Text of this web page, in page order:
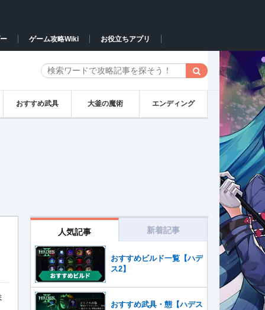
ゲーム攻略Wiki お役立ちアプリ
おすすめ武具 大釜の魔術 エンディング
人気記事 新着記事
おすすめビルド一覧【ハデ
ス2】
おすすめ武具・態【ハデス